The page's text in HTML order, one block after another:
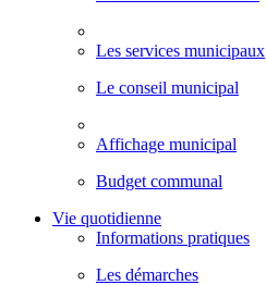
Les services municipaux
Le conseil municipal
Affichage municipal
Budget communal
Vie quotidienne
Informations pratiques
Les démarches